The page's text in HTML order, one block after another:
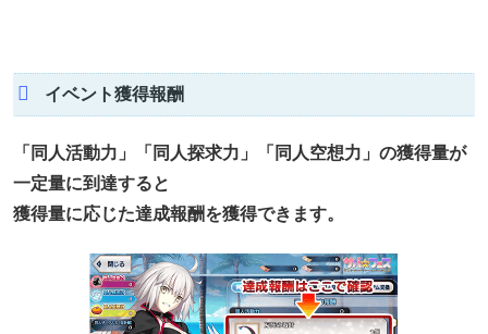
イベント獲得報酬
「同人活動力」「同人探求力」「同人空想力」の獲得量が
一定量に到達すると
獲得量に応じた達成報酬を獲得できます。